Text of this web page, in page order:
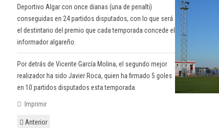
Deportivo Algar con once dianas (una de penalti)
conseguidas en 24 partidos disputados, con lo que será
el destintario del premio que cada temporada concede el
informador algareño.
Por detrás de Vicente García Molina, el segundo mejor
realizador ha sido Javier Roca, quien ha firmado 5 goles
en 10 partidos disputados esta temporada.
Imprimir
Anterior